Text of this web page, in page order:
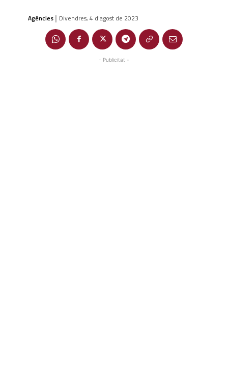
Agències | Divendres, 4 d'agost de 2023
- Publicitat -